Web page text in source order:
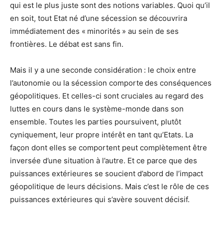
qui est le plus juste sont des notions variables. Quoi qu’il
en soit, tout Etat né d’une sécession se découvrira
immédiatement des « minorités » au sein de ses
frontières. Le débat est sans fin.
Mais il y a une seconde considération : le choix entre
l’autonomie ou la sécession comporte des conséquences
géopolitiques. Et celles-ci sont cruciales au regard des
luttes en cours dans le système-monde dans son
ensemble. Toutes les parties poursuivent, plutôt
cyniquement, leur propre intérêt en tant qu’Etats. La
façon dont elles se comportent peut complètement être
inversée d’une situation à l’autre. Et ce parce que des
puissances extérieures se soucient d’abord de l’impact
géopolitique de leurs décisions. Mais c’est le rôle de ces
puissances extérieures qui s’avère souvent décisif.